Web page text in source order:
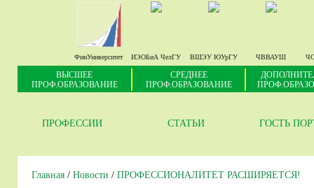
ФинУниверситет ИЭОБиА ЧелГУ ВШЭУ ЮУрГУ ЧВВАУШ
ВЫСШЕЕ
ПРОФ.ОБРАЗОВАНИЕ
СРЕДНЕЕ
ПРОФ.ОБРАЗОВАНИЕ
ПРОФЕССИИ СТАТЬИ ГОСТЬ
Главная / Новости / ПРОФЕССИОНАЛИТЕТ РАСШИРЯЕТСЯ!